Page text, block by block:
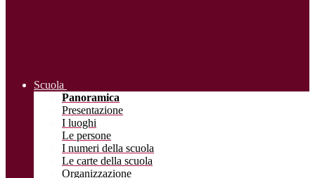
Scuola
Panoramica
Presentazione
I luoghi
Le persone
I numeri della scuola
Le carte della scuola
Organizzazione